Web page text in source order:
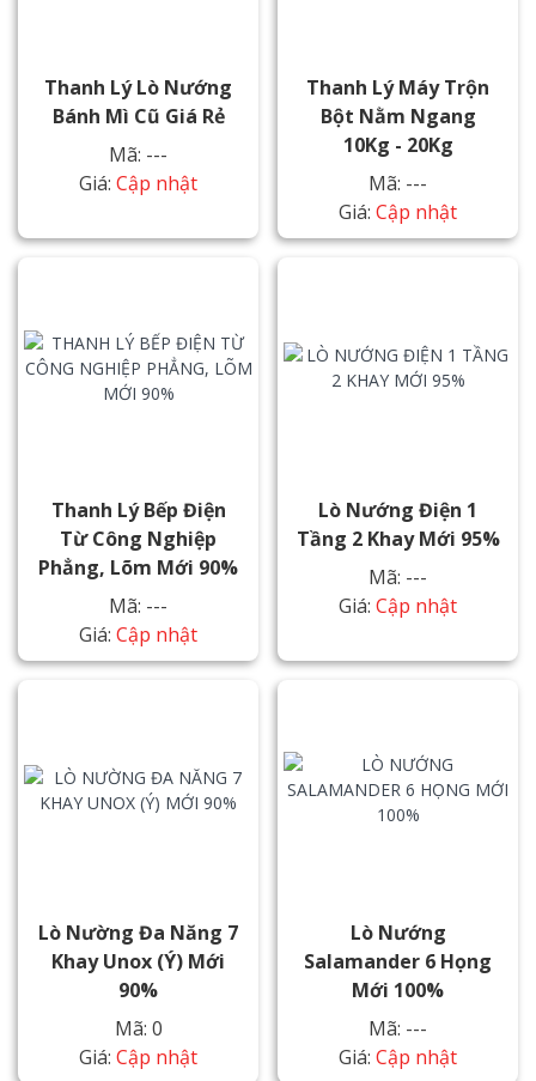
Thanh Lý Lò Nướng
Bánh Mì Cũ Giá Rẻ
Mã: ---
Giá: Cập nhật
Thanh Lý Máy Trộn
Bột Nằm Ngang
10Kg - 20Kg
Mã: ---
Giá: Cập nhật
Thanh Lý Bếp Điện
Từ Công Nghiệp
Phẳng, Lõm Mới 90%
Mã: ---
Giá: Cập nhật
Lò Nướng Điện 1
Tầng 2 Khay Mới 95%
Mã: ---
Giá: Cập nhật
Lò Nường Đa Năng 7
Khay Unox (Ý) Mới
90%
Mã: 0
Giá: Cập nhật
Lò Nướng
Salamander 6 Họng
Mới 100%
Mã: ---
Giá: Cập nhật